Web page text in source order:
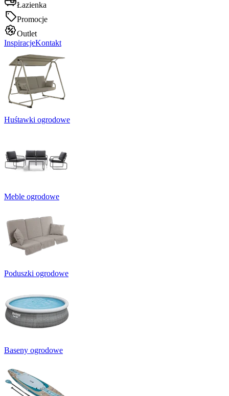
Łazienka
Promocje
Outlet
InspiracjeKontakt
Huśtawki ogrodowe
Meble ogrodowe
Poduszki ogrodowe
Baseny ogrodowe